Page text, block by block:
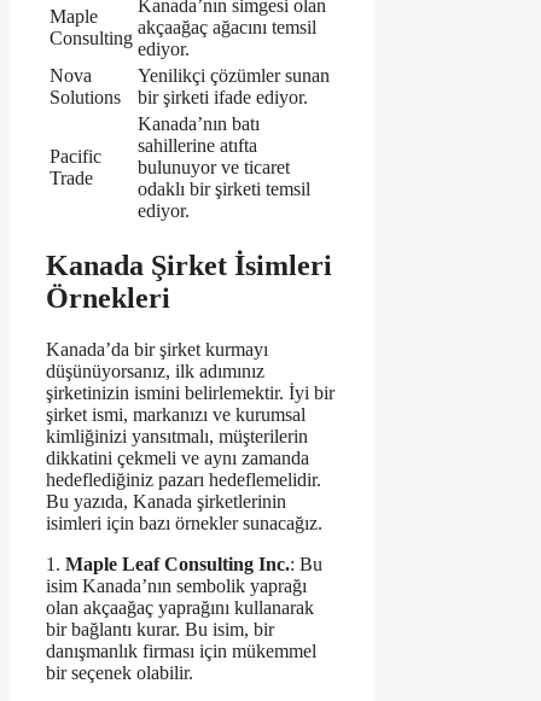
Maple
Consulting
Kanada’nın simgesi olan
akçaağaç ağacını temsil
ediyor.
Nova
Solutions
Yenilikçi çözümler sunan
bir şirketi ifade ediyor.
Pacific
Trade
Kanada’nın batı
sahillerine atıfta
bulunuyor ve ticaret
odaklı bir şirketi temsil
ediyor.
Kanada Şirket İsimleri
Örnekleri
Kanada’da bir şirket kurmayı
düşünüyorsanız, ilk adımınız
şirketinizin ismini belirlemektir. İyi bir
şirket ismi, markanızı ve kurumsal
kimliğinizi yansıtmalı, müşterilerin
dikkatini çekmeli ve aynı zamanda
hedeflediğiniz pazarı hedeflemelidir.
Bu yazıda, Kanada şirketlerinin
isimleri için bazı örnekler sunacağız.
1. Maple Leaf Consulting Inc.: Bu
isim Kanada’nın sembolik yaprağı
olan akçaağaç yaprağını kullanarak
bir bağlantı kurar. Bu isim, bir
danışmanlık firması için mükemmel
bir seçenek olabilir.